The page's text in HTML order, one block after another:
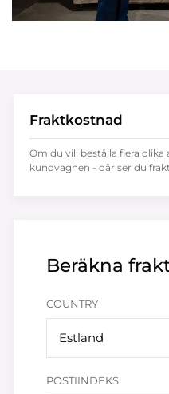
Beräkna
COUNTRY
Estland
POSTIINDEKS
Fraktkostnad
Om du vill beställa flera
kundvagnen - där ser du